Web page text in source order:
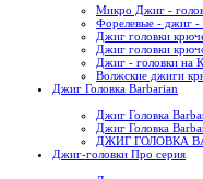
Микро Джиг -
Форелевые - джиг -
Джиг головки
Джиг головки
Джиг - головки на
Волжские джиги
Джиг Головка Barbarian
Джиг Головка
Джиг Головка
ДЖИГ ГОЛОВКА
Джиг-головки Про серия